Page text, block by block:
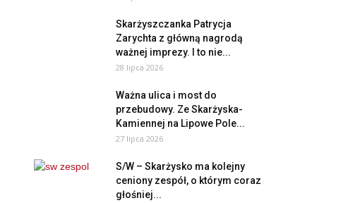
Skarżyszczanka Patrycja
Zarychta z główną nagrodą
ważnej imprezy. I to nie...
28 lipca 2026
Ważna ulica i most do
przebudowy. Ze Skarżyska-
Kamiennej na Lipowe Pole...
27 lipca 2026
S/W – Skarżysko ma kolejny
ceniony zespół, o którym coraz
głośniej...